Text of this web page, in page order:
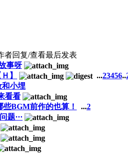
者回复/查看最后发表
事呀
】 ...23456..
和小埋
看看
BGM前作的也算！ ...2
题···